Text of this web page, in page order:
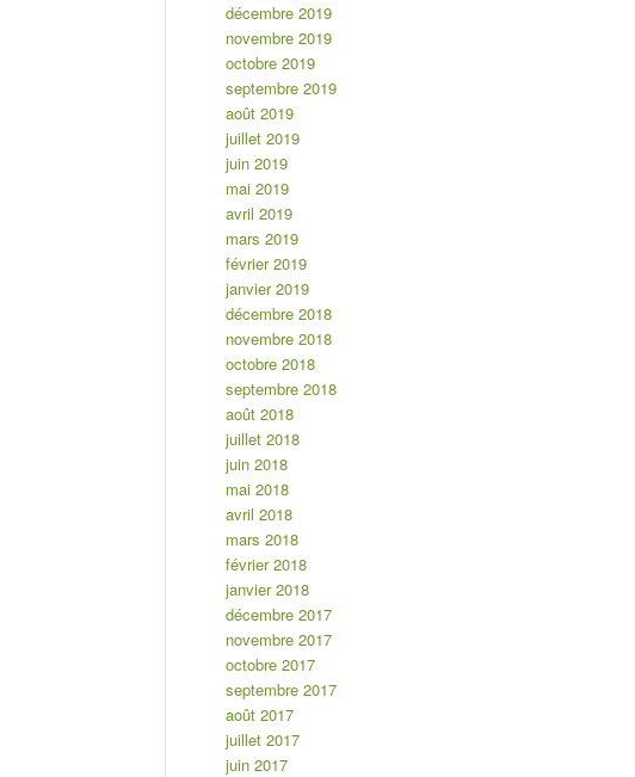
décembre 2019
novembre 2019
octobre 2019
septembre 2019
août 2019
juillet 2019
juin 2019
mai 2019
avril 2019
mars 2019
février 2019
janvier 2019
décembre 2018
novembre 2018
octobre 2018
septembre 2018
août 2018
juillet 2018
juin 2018
mai 2018
avril 2018
mars 2018
février 2018
janvier 2018
décembre 2017
novembre 2017
octobre 2017
septembre 2017
août 2017
juillet 2017
juin 2017